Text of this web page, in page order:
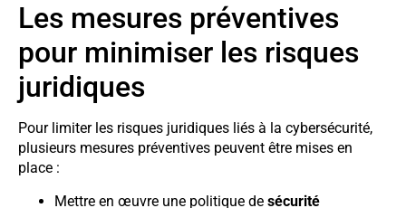
Les mesures préventives
pour minimiser les risques
juridiques
Pour limiter les risques juridiques liés à la cybersécurité,
plusieurs mesures préventives peuvent être mises en
place :
Mettre en œuvre une politique de sécurité